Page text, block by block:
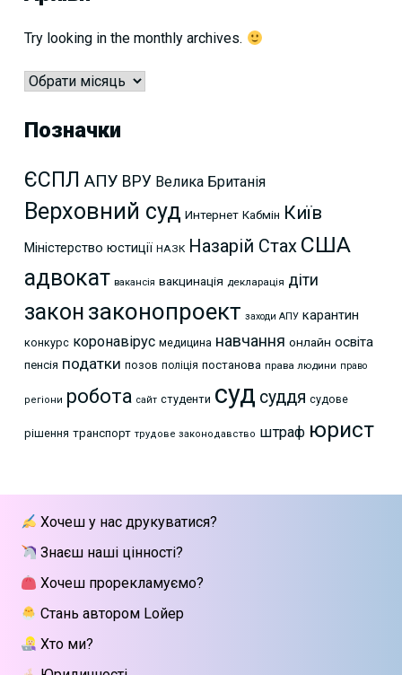
Try looking in the monthly archives.
Архіви
Позначки
ЄСПЛ АПУ ВРУ Велика Британія
Верховний суд Интернет Кабмін Київ
Міністерство юстиції НАЗК Назарій Стах США
адвокат вакансія вакцинація декларація діти
закон законопроект заходи АПУ карантин
конкурс коронавірус медицина навчання онлайн освіта
пенсія податки позов поліція постанова права людини право
регіони робота сайт студенти суд суддя судове
рішення транспорт трудове законодавство штраф юрист
Хочеш у нас друкуватися?
Знаєш наші цінності?
Хочеш прорекламуємо?
Стань автором Lойер
Хто ми?